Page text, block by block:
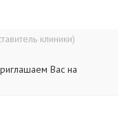
клиники)
Вас на